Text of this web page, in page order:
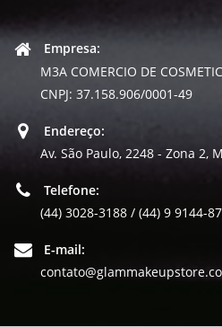
Empresa:
M3A COMERCIO DE
CNPJ: 37.158.906/0001-49
Endereço:
Av. São Paulo, 2248 - Zona 2,
Telefone:
(44) 3028-3188 / (44) 9 9144-
E-mail: